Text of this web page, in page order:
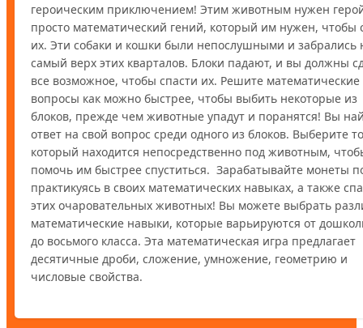
героическим приключением! Этим животным нужен
просто математический гений, который им нужен, чтобы
их. Эти собаки и кошки были непослушными и забрались
самый верх этих кварталов. Блоки падают, и вы должны
все возможное, чтобы спасти их. Решите математические
вопросы как можно быстрее, чтобы выбить некоторые из
блоков, прежде чем животные упадут и поранятся! Вы
ответ на свой вопрос среди одного из блоков. Выберите
который находится непосредственно под животным,
помочь им быстрее спуститься.  Зарабатывайте монеты
практикуясь в своих математических навыках, а также
этих очаровательных животных! Вы можете выбрать
математические навыки, которые варьируются от
до восьмого класса. Эта математическая игра предлагает
десятичные дроби, сложение, умножение, геометрию и
числовые свойства.